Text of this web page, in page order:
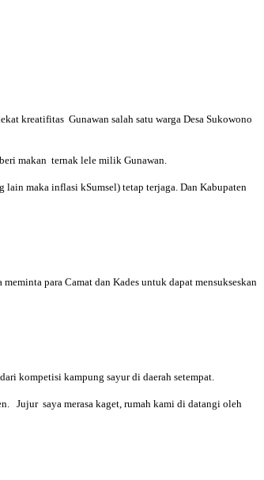
kreatifitas Gunawan salah satu warga Desa Sukowono
makan ternak lele milik Gunawan.
lain maka inflasi kSumsel) tetap terjaga. Dan Kabupaten
para Camat dan Kades untuk dapat mensukseskan
kompetisi kampung sayur di daerah setempat.
Jujur saya merasa kaget, rumah kami di datangi oleh